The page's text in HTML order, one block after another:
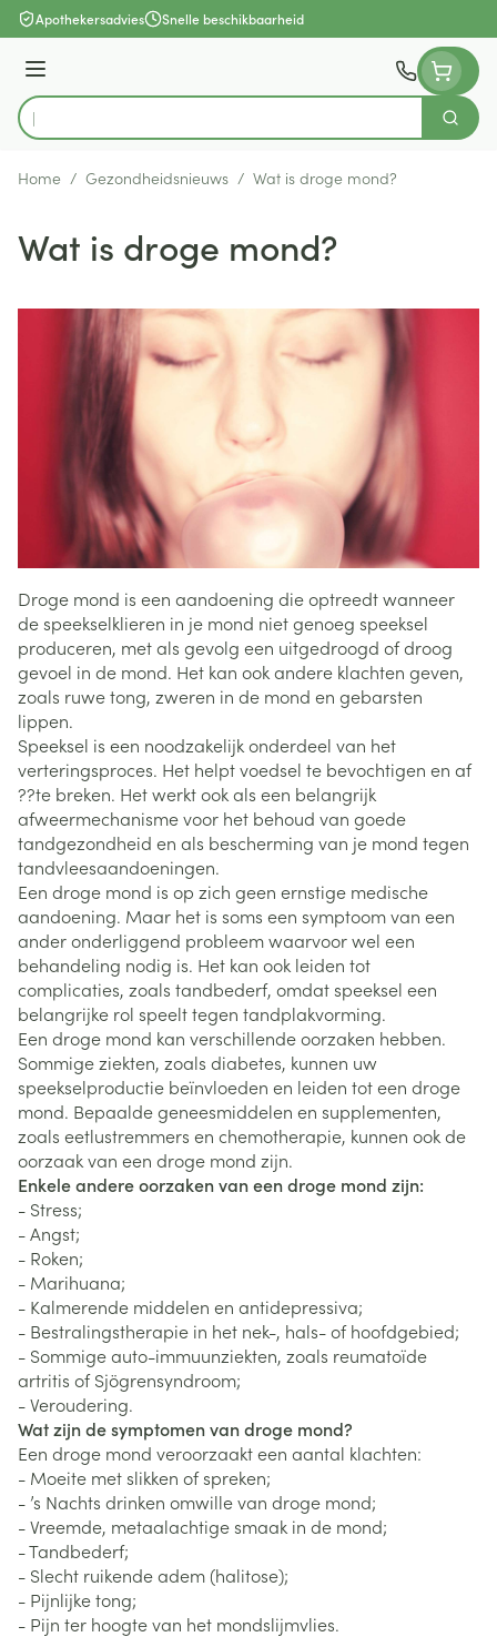
Ga naar de inhoud
Apothekersadvies Snelle beschikbaarheid
Menu
Product, merk, categorie...
Zoek
Home / Gezondheidsnieuws / Wat is droge mond?
Wat is droge mond?
Droge mond is een aandoening die optreedt wanneer
de speekselklieren in je mond niet genoeg speeksel
produceren, met als gevolg een uitgedroogd of droog
gevoel in de mond. Het kan ook andere klachten geven,
zoals ruwe tong, zweren in de mond en gebarsten
lippen.
Speeksel is een noodzakelijk onderdeel van het
verteringsproces. Het helpt voedsel te bevochtigen en af
??te breken. Het werkt ook als een belangrijk
afweermechanisme voor het behoud van goede
tandgezondheid en als bescherming van je mond tegen
tandvleesaandoeningen.
Een droge mond is op zich geen ernstige medische
aandoening. Maar het is soms een symptoom van een
ander onderliggend probleem waarvoor wel een
behandeling nodig is. Het kan ook leiden tot
complicaties, zoals tandbederf, omdat speeksel een
belangrijke rol speelt tegen tandplakvorming.
Een droge mond kan verschillende oorzaken hebben.
Sommige ziekten, zoals diabetes, kunnen uw
speekselproductie beïnvloeden en leiden tot een droge
mond. Bepaalde geneesmiddelen en supplementen,
zoals eetlustremmers en chemotherapie, kunnen ook de
oorzaak van een droge mond zijn.
Enkele andere oorzaken van een droge mond zijn:
- Stress;
- Angst;
- Roken;
- Marihuana;
- Kalmerende middelen en antidepressiva;
- Bestralingstherapie in het nek-, hals- of hoofdgebied;
- Sommige auto-immuunziekten, zoals reumatoïde
artritis of Sjögrensyndroom;
- Veroudering.
Wat zijn de symptomen van droge mond?
Een droge mond veroorzaakt een aantal klachten:
- Moeite met slikken of spreken;
- ’s Nachts drinken omwille van droge mond;
- Vreemde, metaalachtige smaak in de mond;
- Tandbederf;
- Slecht ruikende adem (halitose);
- Pijnlijke tong;
- Pijn ter hoogte van het mondslijmvlies.